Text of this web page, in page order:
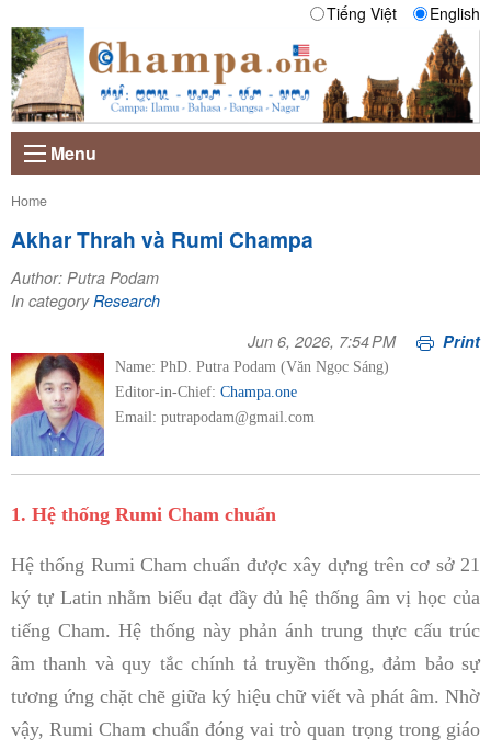
Tiếng Việt English
Menu
Current:
Home
Akhar Thrah và Rumi Champa
Author: Putra Podam
In categoryResearch
Jun 6, 2026, 7:54 PM
Print
Name: PhD. Putra Podam (Văn Ngọc Sáng)
Editor-in-Chief: Champa.one
Email: putrapodam@gmail.com
1. Hệ thống Rumi Cham chuẩn
Hệ thống Rumi Cham chuẩn được xây dựng trên cơ sở 21
ký tự Latin nhằm biểu đạt đầy đủ hệ thống âm vị học của
tiếng Cham. Hệ thống này phản ánh trung thực cấu trúc
âm thanh và quy tắc chính tả truyền thống, đảm bảo sự
tương ứng chặt chẽ giữa ký hiệu chữ viết và phát âm. Nhờ
vậy, Rumi Cham chuẩn đóng vai trò quan trọng trong giáo